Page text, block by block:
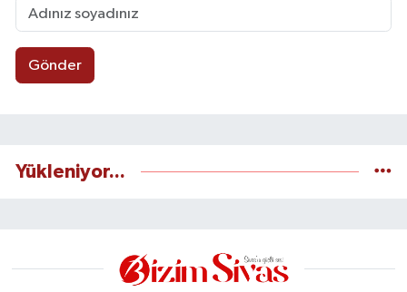
Gönder
Yükleniyor...